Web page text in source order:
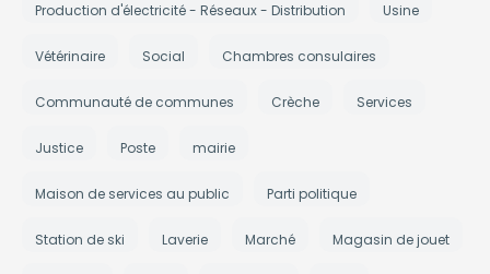
Production d'électricité - Réseaux - Distribution Usine
Vétérinaire Social Chambres consulaires
Communauté de communes Crèche Services
Justice Poste mairie
Maison de services au public Parti politique
Station de ski Laverie Marché Magasin de jouet